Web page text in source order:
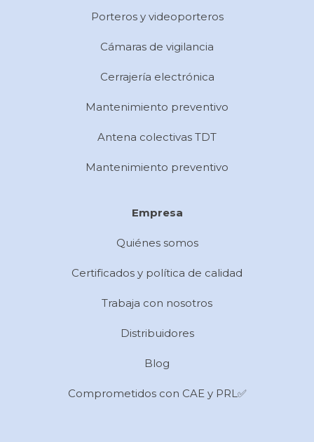
Porteros y videoporteros
Cámaras de vigilancia
Cerrajería electrónica
Mantenimiento preventivo
Antena colectivas TDT
Mantenimiento preventivo
Empresa
Quiénes somos
Certificados y política de calidad
Trabaja con nosotros
Distribuidores
Blog
Comprometidos con CAE y PRL✅